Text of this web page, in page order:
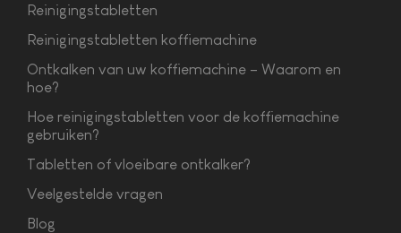
Reinigingstabletten
Reinigingstabletten koffiemachine
Ontkalken van uw koffiemachine – Waarom en
hoe?
Hoe reinigingstabletten voor de koffiemachine
gebruiken?
Tabletten of vloeibare ontkalker?
Veelgestelde vragen
Blog